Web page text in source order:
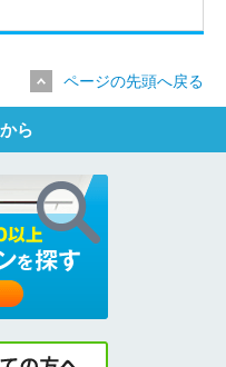
ページの先頭へ戻る
ら